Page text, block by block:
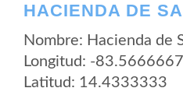
HACIENDA DE
Nombre: Hacienda de
Longitud: -83.5666667
Latitud: 14.4333333